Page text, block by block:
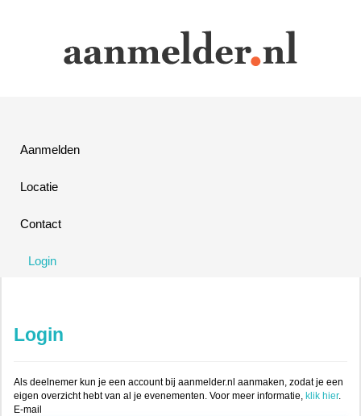
Aanmelden
Locatie
Contact
Login
Login
Als deelnemer kun je een account bij aanmelder.nl aanmaken, zodat je een
eigen overzicht hebt van al je evenementen. Voor meer informatie, klik hier.
E-mail